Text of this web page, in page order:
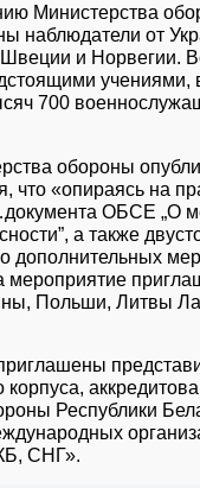
Министерства
наблюдатели от
и Норвегии.
учениями,
700
обороны
что «опираясь на
ОБСЕ „О
а также
дополнительных
мероприятие
Польши, Литвы
корпуса,
Республики
СНГ».